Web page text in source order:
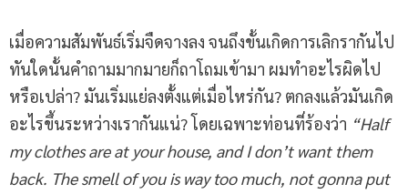
เมื่อความสัมพันธ์เริ่มจืดจางลง จนถึงขั้นเกิดการเลิกรากันไป
ทันใดนั้นคำถามมากมายก็ถาโถมเข้ามา ผมทำอะไรผิดไป
หรือเปล่า? มันเริ่มแย่ลงตั้งแต่เมื่อไหร่กัน? ตกลงแล้วมันเกิด
อะไรขึ้นระหว่างเรากันแน่? โดยเฉพาะท่อนที่ร้องว่า “Half
my clothes are at your house, and I don’t want them
back. The smell of you is way too much, not gonna put